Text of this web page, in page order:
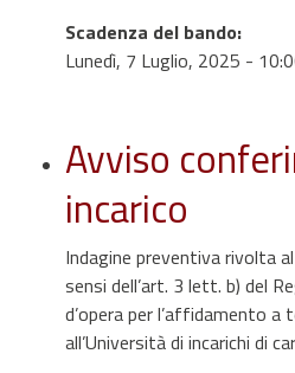
Scadenza del bando:
Lunedì, 7 Luglio, 2025 -
Avviso
incarico
Indagine preventiva rivolta
sensi dell’art. 3 lett. b) del
d’opera per l’affidamento a
all’Università di incarichi di